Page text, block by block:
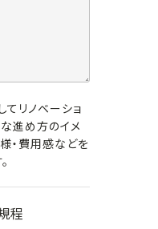
てリノベーショ
進め方のイメ
・費用感などを
程